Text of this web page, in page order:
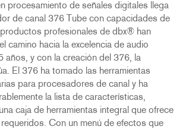
procesamiento de señales digitales llega
de canal 376 Tube con capacidades de
profesionales de dbx® han
camino hacia la excelencia de audio
años, y con la creación del 376, la
El 376 ha tomado las herramientas
para procesadores de canal y ha
la lista de características,
caja de herramientas integral que ofrece
Con un menú de efectos que